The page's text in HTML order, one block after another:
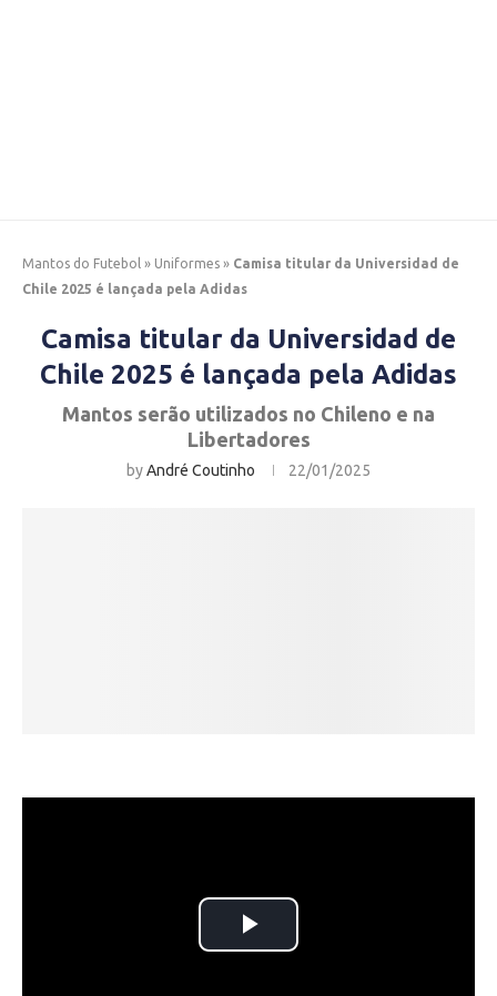
Mantos do Futebol » Uniformes » Camisa titular da Universidad de
Chile 2025 é lançada pela Adidas
Camisa titular da Universidad de
Chile 2025 é lançada pela Adidas
Mantos serão utilizados no Chileno e na
Libertadores
byAndré Coutinho 22/01/2025